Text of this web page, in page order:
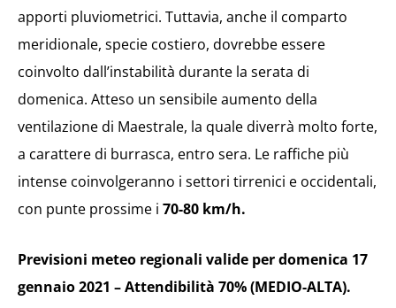
apporti pluviometrici. Tuttavia, anche il comparto
meridionale, specie costiero, dovrebbe essere
coinvolto dall’instabilità durante la serata di
domenica. Atteso un sensibile aumento della
ventilazione di Maestrale, la quale diverrà molto forte,
a carattere di burrasca, entro sera. Le raffiche più
intense coinvolgeranno i settori tirrenici e occidentali,
con punte prossime i 70-80 km/h.
Previsioni meteo regionali valide per domenica 17
gennaio 2021 – Attendibilità 70% (MEDIO-ALTA).